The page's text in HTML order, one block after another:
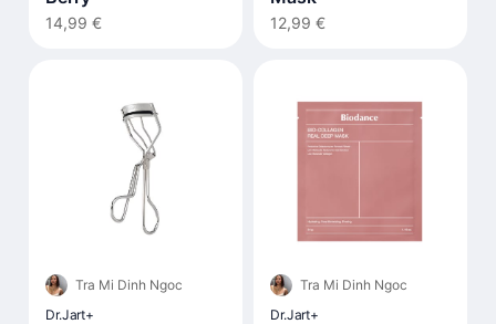
14,99 € 12,99 €
Tra Mi Dinh Ngoc
Dr.Jart+
Tra Mi Dinh Ngoc
Dr.Jart+